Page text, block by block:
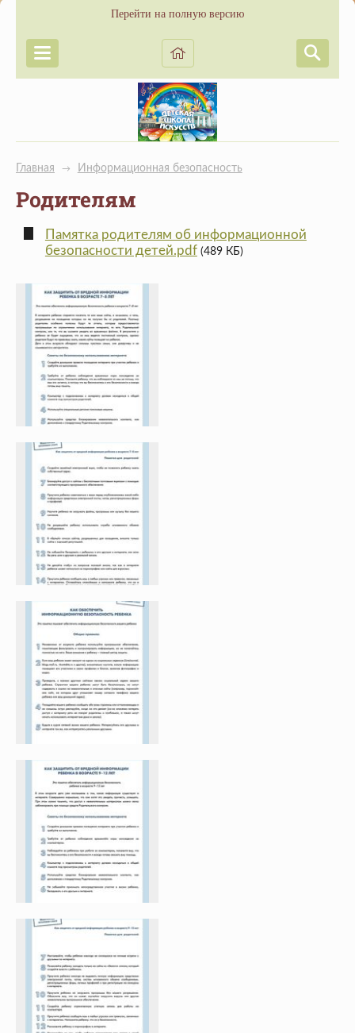
Перейти на полную версию
Главная → Информационная безопасность
Родителям
Памятка родителям об информационной
безопасности детей.pdf (489 КБ)